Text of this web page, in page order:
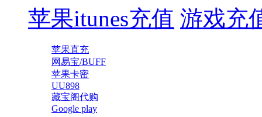
苹果itunes充值 游戏充
苹果直充
网易宝/BUFF
苹果卡密
UU898
藏宝阁代购
Google play